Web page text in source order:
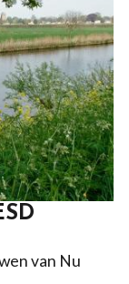
van Nu